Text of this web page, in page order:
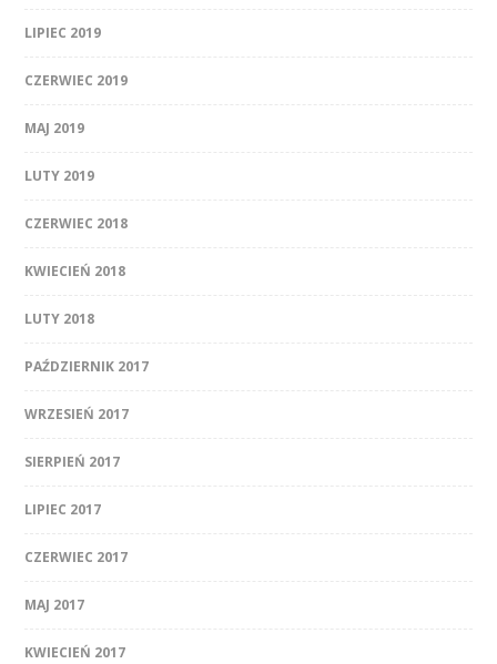
LIPIEC 2019
CZERWIEC 2019
MAJ 2019
LUTY 2019
CZERWIEC 2018
KWIECIEŃ 2018
LUTY 2018
PAŹDZIERNIK 2017
WRZESIEŃ 2017
SIERPIEŃ 2017
LIPIEC 2017
CZERWIEC 2017
MAJ 2017
KWIECIEŃ 2017